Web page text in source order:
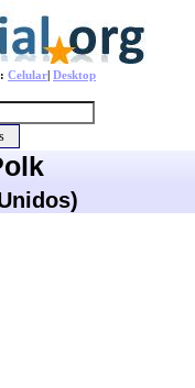
Celular| Desktop